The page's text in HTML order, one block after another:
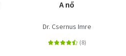
A nő
Dr. Csernus Imre